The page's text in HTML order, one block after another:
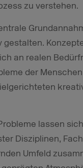
zu verstehen.
an realen
der
lassen
Disziplinen,
Umfeld